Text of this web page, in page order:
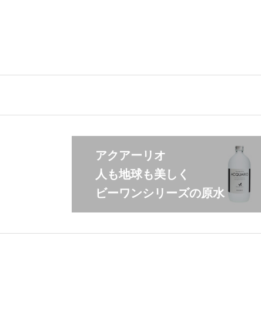
アクアーリオ
人も地球も美しく
ビーワンシリーズの原水